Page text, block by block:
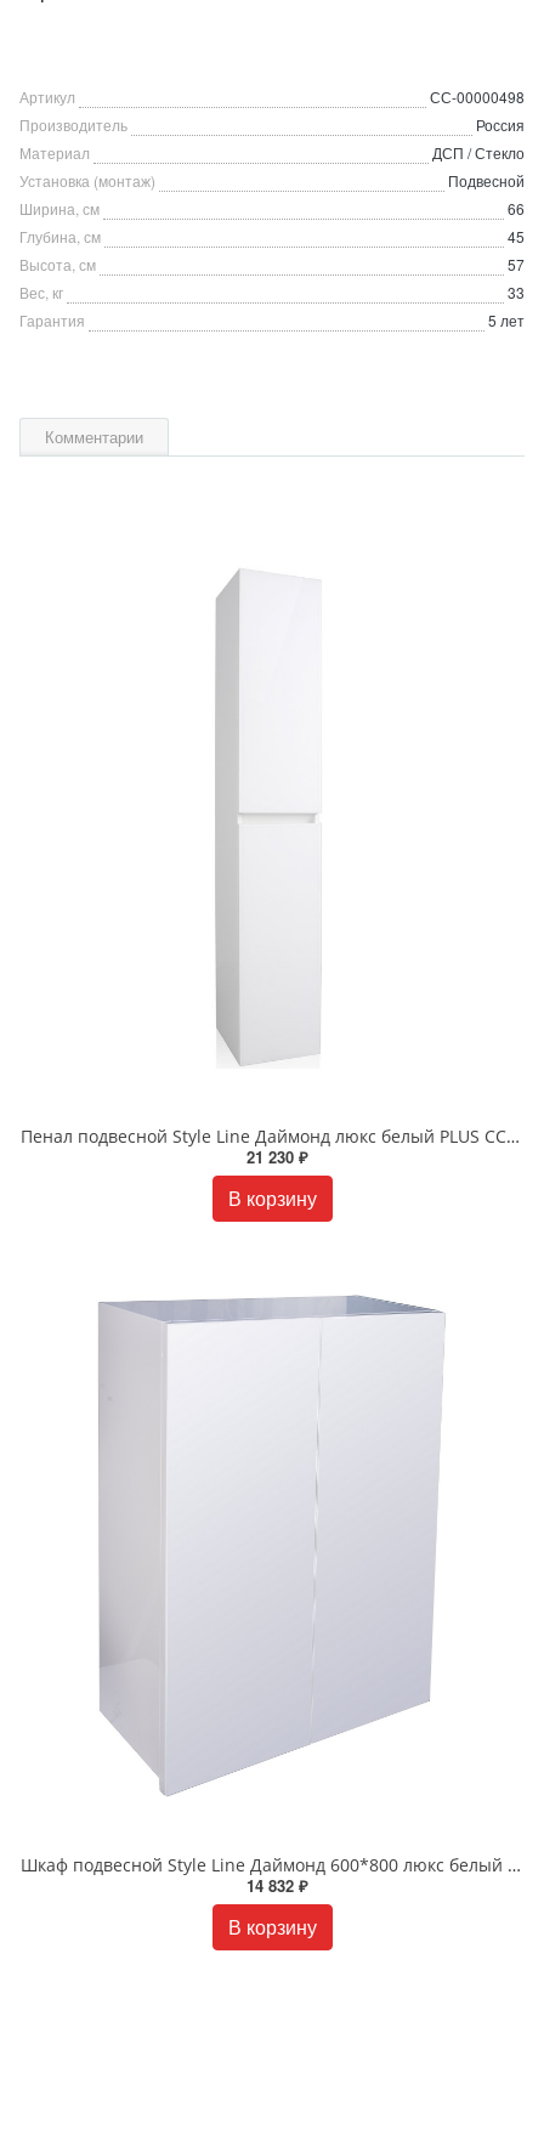
Артикул
СС-00000498
Производитель
Россия
Материал
ДСП / Стекло
Установка (монтаж)
Подвесной
Ширина, см
66
Глубина, см
45
Высота, см
57
Вес, кг
33
Гарантия
5 лет
Комментарии
Пенал подвесной Style Line Даймонд люкс белый PLUS СС-00000484
21 230 ₽
В корзину
Шкаф подвесной Style Line Даймонд 600*800 люкс белый PLUS СС-00002255
14 832 ₽
В корзину